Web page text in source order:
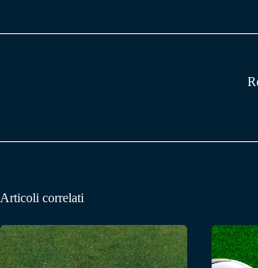
pp m
Articoli correlati